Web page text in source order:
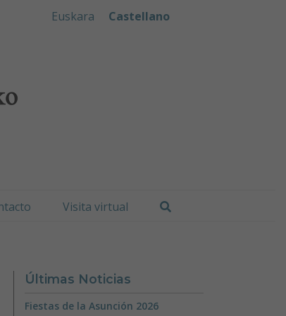
Udala
Euskara Castellano
Visita virtual
Últimas Noticias
Fiestas de la Asunción 2026